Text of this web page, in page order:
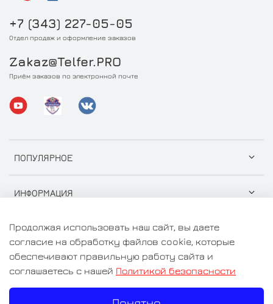
ПОПУЛЯРНОЕ
ИНФОРМАЦИЯ
+7 (343) 227-05-05
Отдел продаж и оформление заказов
Zakaz@Telfer.PRO
Приём заказов по электронной почте
© 2026 ООО "СтройГрузСнаб" Любое использование
Продолжая использовать наш сайт, вы даете
согласие на обработку файлов cookie, которые
обеспечивают правильную работу сайта и
соглашаетесь с нашей Политикой безопасности